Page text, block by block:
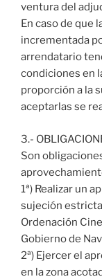
ventura del
En caso de que
incrementada
arrendatario
condiciones en
proporción a la
aceptarlas se
3.-
Son
1ª) Realizar un
sujeción
Ordenación
Gobierno de
2ª) Ejercer el
en la zona